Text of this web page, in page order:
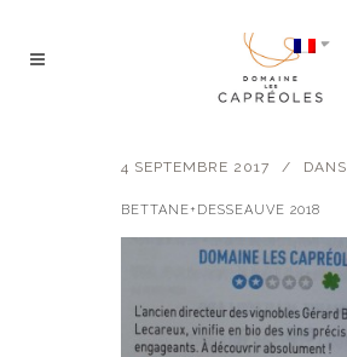
4 SEPTEMBRE 2017 DANS
BETTANE+DESSEAUVE 2018